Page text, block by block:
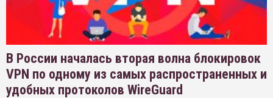
В России началась вторая волна блокировок
VPN по одному из самых распространенных и
удобных протоколов WireGuard